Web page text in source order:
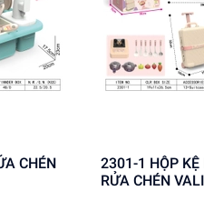
2301-1 HỘP KỆ BẾP GAS PIN BỒN
RỬA CHÉN